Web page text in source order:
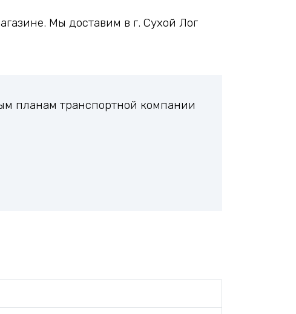
Мы доставим в г. Сухой Лог
планам транспортной компании